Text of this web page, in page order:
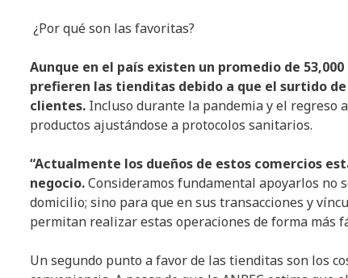
¿Por qué son las favoritas?
Aunque en el país existen un promedio de
prefieren las tienditas debido a que el surtido
clientes. Incluso durante la pandemia y el regreso
productos ajustándose a protocolos sanitarios.
“Actualmente los dueños de estos comercios
negocio.Consideramos fundamental apoyarlos no
domicilio; sino para que en sus transacciones y
permitan realizar estas operaciones de forma más
Un segundo punto a favor de las tienditas son los